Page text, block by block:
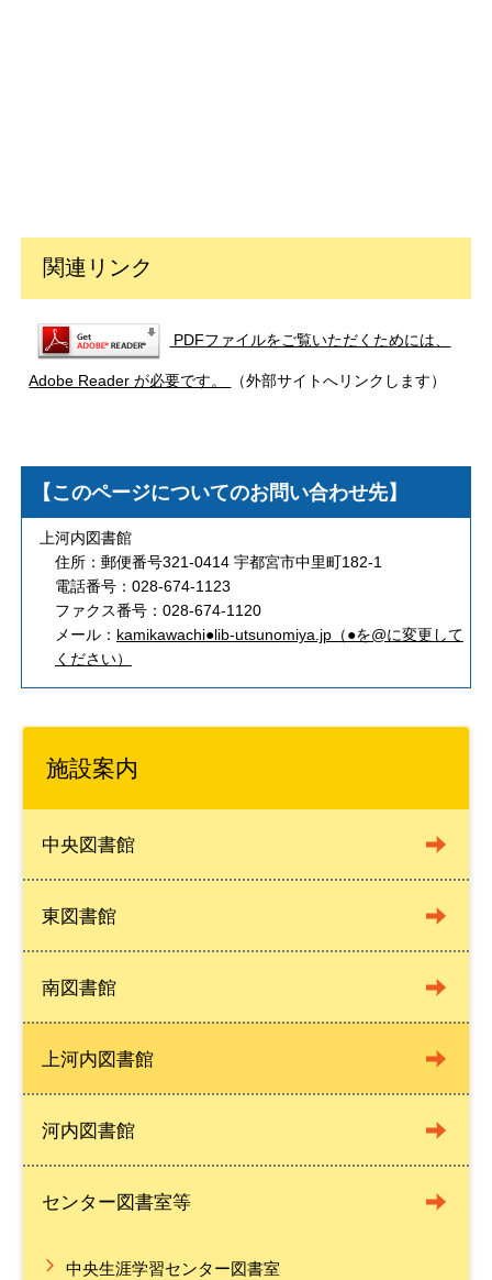
関連リンク
PDFファイルをご覧いただくためには、
Adobe Reader が必要です。 （外部サイトへリンクします）
【このページについてのお問い合わせ先】
上河内図書館
住所：郵便番号321-0414 宇都宮市中里町182-1
電話番号：028-674-1123
ファクス番号：028-674-1120
メール： kamikawachi●lib-utsunomiya.jp（●を@に変更して
ください）
施設案内
中央図書館
東図書館
南図書館
上河内図書館
河内図書館
センター図書室等
中央生涯学習センター図書室